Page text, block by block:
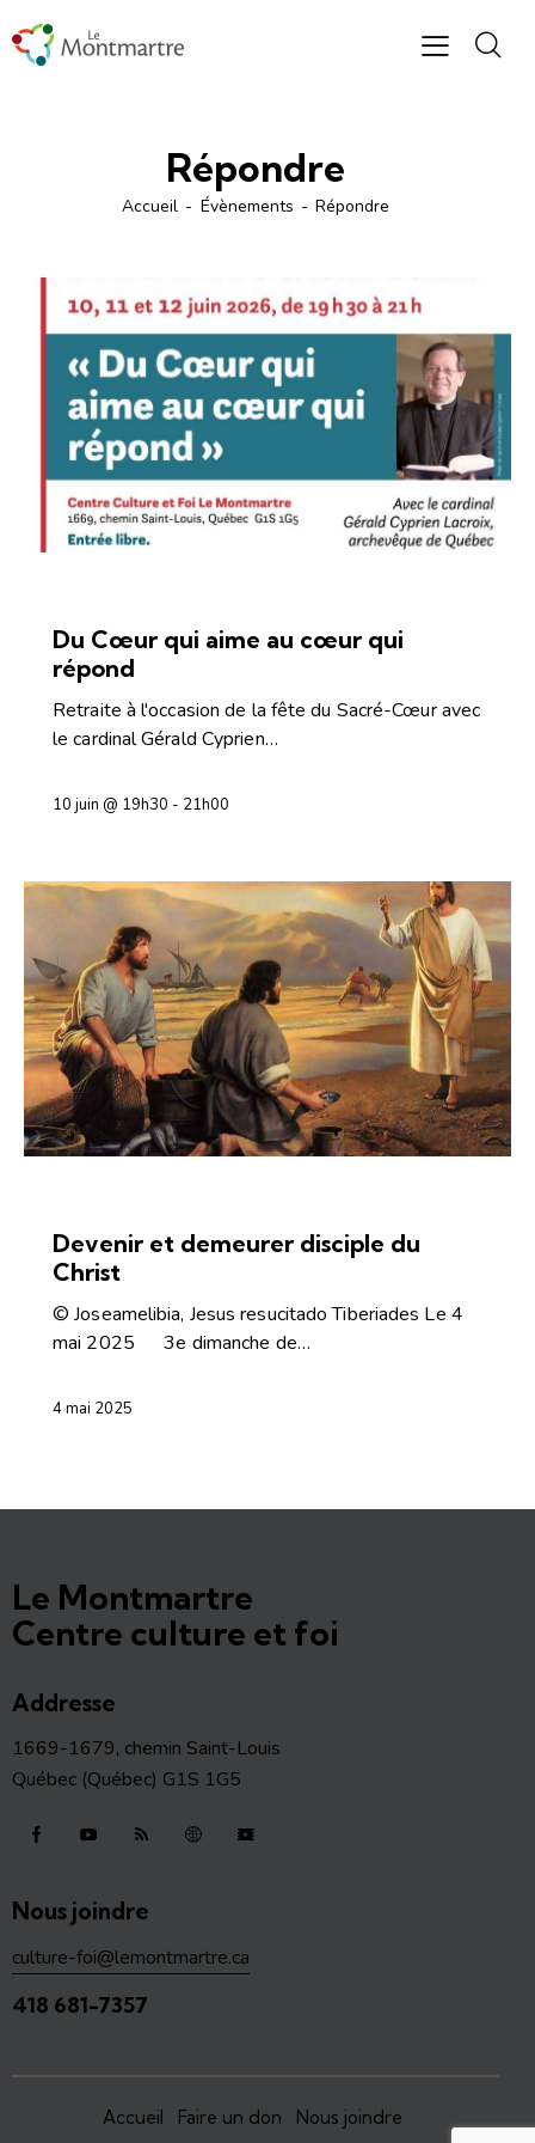
Répondre
Accueil Évènements Répondre
Du Cœur qui aime au cœur qui
répond
Retraite à l'occasion de la fête du Sacré-Cœur avec
le cardinal Gérald Cyprien…
10 juin @ 19h30 - 21h00
Devenir et demeurer disciple du
Christ
© Joseamelibia, Jesus resucitado Tiberiades Le 4
mai 2025 3e dimanche de…
4 mai 2025
Le Montmartre
Centre culture et foi
Addresse
1669-1679, chemin Saint-Louis
Québec (Québec) G1S 1G5
Nous joindre
culture-foi@lemontmartre.ca
418 681-7357
Accueil Faire un don Nous joindre